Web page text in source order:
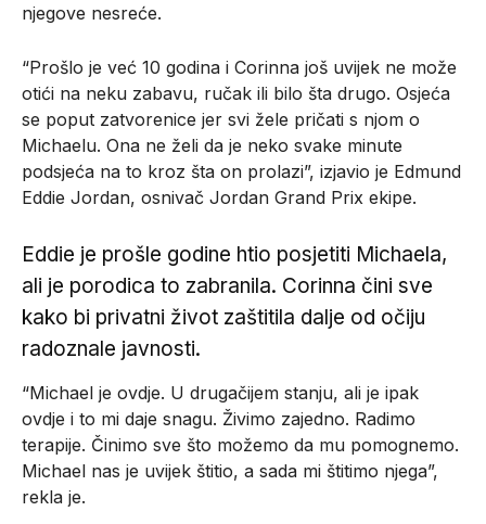
njegove nesreće.
“Prošlo je već 10 godina i Corinna još uvijek ne može
otići na neku zabavu, ručak ili bilo šta drugo. Osjeća
se poput zatvorenice jer svi žele pričati s njom o
Michaelu. Ona ne želi da je neko svake minute
podsjeća na to kroz šta on prolazi”, izjavio je Edmund
Eddie Jordan, osnivač Jordan Grand Prix ekipe.
Eddie je prošle godine htio posjetiti Michaela,
ali je porodica to zabranila. Corinna čini sve
kako bi privatni život zaštitila dalje od očiju
radoznale javnosti.
“Michael je ovdje. U drugačijem stanju, ali je ipak
ovdje i to mi daje snagu. Živimo zajedno. Radimo
terapije. Činimo sve što možemo da mu pomognemo.
Michael nas je uvijek štitio, a sada mi štitimo njega”,
rekla je.